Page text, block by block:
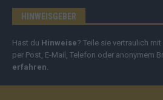
HINWEISGEBER
Hast du Hinweise? Teile sie vertraulich mit
per Post, E-Mail, Telefon oder anonymem
erfahren